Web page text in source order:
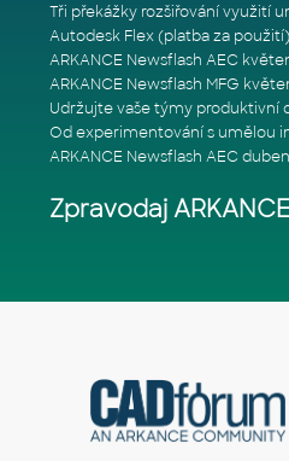
ARKANCE Newsflash AEC
ARKANCE Newsflash MFG
ARKANCE Newsflash AEC
Zpravodaj